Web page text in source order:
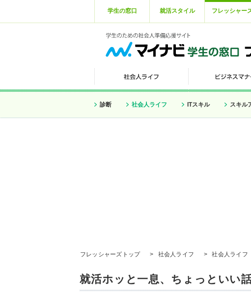
学生の窓口 就活スタイル フレッシャー
診断 社会人ライフ ITスキル スキル
フレッシャーズトップ > 社会人ライフ > 社会人ライフ
就活ホッと一息、ちょっといい